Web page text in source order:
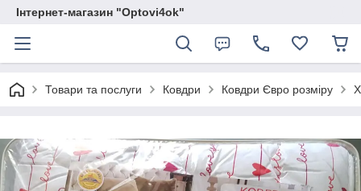
Інтернет-магазин "Optovi4ok"
Товари та послуги Ковдри Ковдри Євро розміру